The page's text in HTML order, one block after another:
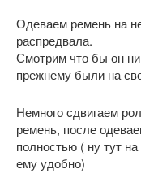
Одеваем ремень на
распредвала.
Смотрим что бы он
прежнему были на
Немного сдвигаем
ремень, после
полностью ( ну тут
ему удобно)